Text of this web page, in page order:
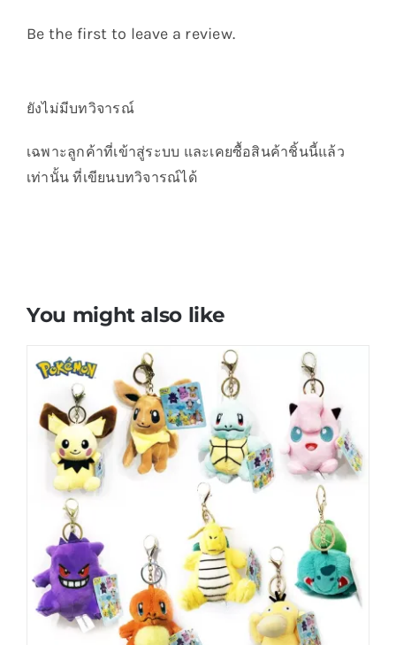
Be the first to leave a review.
ยังไม่มีบทวิจารณ์
เฉพาะลูกค้าที่เข้าสู่ระบบ และเคยซื้อสินค้าชิ้นนี้แล้ว
เท่านั้น ที่เขียนบทวิจารณ์ได้
You might also like